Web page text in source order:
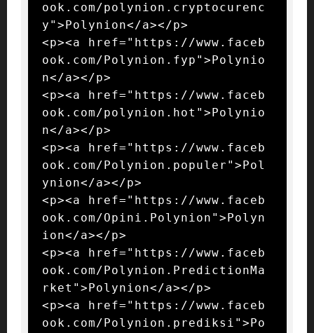
ook.com/polynion.cryptocurenc
y">Polynion</a></p>
<p><a href="https://www.faceb
ook.com/Polynion.fyp">Polynio
n</a></p>
<p><a href="https://www.faceb
ook.com/polynion.hot">Polynio
n</a></p>
<p><a href="https://www.faceb
ook.com/Polynion.populer">Pol
ynion</a></p>
<p><a href="https://www.faceb
ook.com/Opini.Polynion">Polyn
ion</a></p>
<p><a href="https://www.faceb
ook.com/Polynion.PredictionMa
rket">Polynion</a></p>
<p><a href="https://www.faceb
ook.com/Polynion.prediksi">Po